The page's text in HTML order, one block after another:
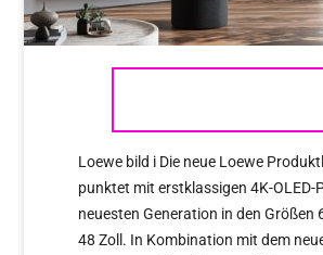
Loewe bild i Die neue Loewe
punktet mit erstklassigen 4K-OLED-
neuesten Generation in den Größen
48 Zoll. In Kombination mit dem